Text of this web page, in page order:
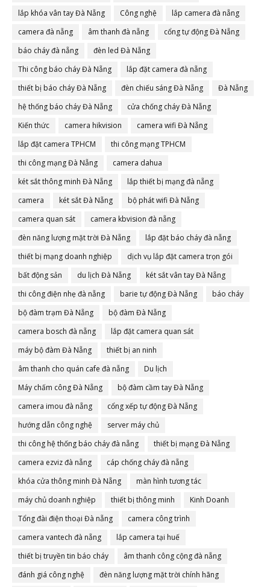
lắp khóa vân tay Đà Nẵng
Công nghệ
lắp camera đà nẵng
camera đà nẵng
âm thanh đà nẵng
cổng tự động Đà Nẵng
báo cháy đà nẵng
đèn led Đà Nẵng
Thi công báo cháy Đà Nẵng
lắp đặt camera đà nẵng
thiết bị báo cháy Đà Nẵng
đèn chiếu sáng Đà Nẵng
Đà Nẵng
hệ thống báo cháy Đà Nẵng
cửa chống cháy Đà Nẵng
Kiến thức
camera hikvision
camera wifi Đà Nẵng
lắp đặt camera TPHCM
thi công mạng TPHCM
thi công mạng Đà Nẵng
camera dahua
két sắt thông minh Đà Nẵng
lắp thiết bị mạng đà nẵng
camera
két sắt Đà Nẵng
bộ phát wifi Đà Nẵng
camera quan sát
camera kbvision đà nẵng
đèn năng lượng mặt trời Đà Nẵng
lắp đặt báo cháy đà nẵng
thiết bị mạng doanh nghiệp
dịch vụ lắp đặt camera trọn gói
bất động sản
du lịch Đà Nẵng
két sắt vân tay Đà Nẵng
thi công điện nhẹ đà nẵng
barie tự động Đà Nẵng
báo cháy
bộ đàm trạm Đà Nẵng
bộ đàm Đà Nẵng
camera bosch đà nẵng
lắp đặt camera quan sát
máy bộ đàm Đà Nẵng
thiết bị an ninh
âm thanh cho quán cafe đà nẵng
Du lịch
Máy chấm công Đà Nẵng
bộ đàm cầm tay Đà Nẵng
camera imou đà nẵng
cổng xếp tự động Đà Nẵng
hướng dẫn công nghệ
server máy chủ
thi công hệ thống báo cháy đà nẵng
thiết bị mạng Đà Nẵng
camera ezviz đà nẵng
cáp chống cháy đà nẵng
khóa cửa thông minh Đà Nẵng
màn hình tương tác
máy chủ doanh nghiệp
thiết bị thông minh
Kinh Doanh
Tổng đài điện thoại Đà nẵng
camera công trình
camera vantech đà nẵng
lắp camera tại huế
thiết bị truyền tin báo cháy
âm thanh công cộng đà nẵng
đánh giá công nghệ
đèn năng lượng mặt trời chính hãng